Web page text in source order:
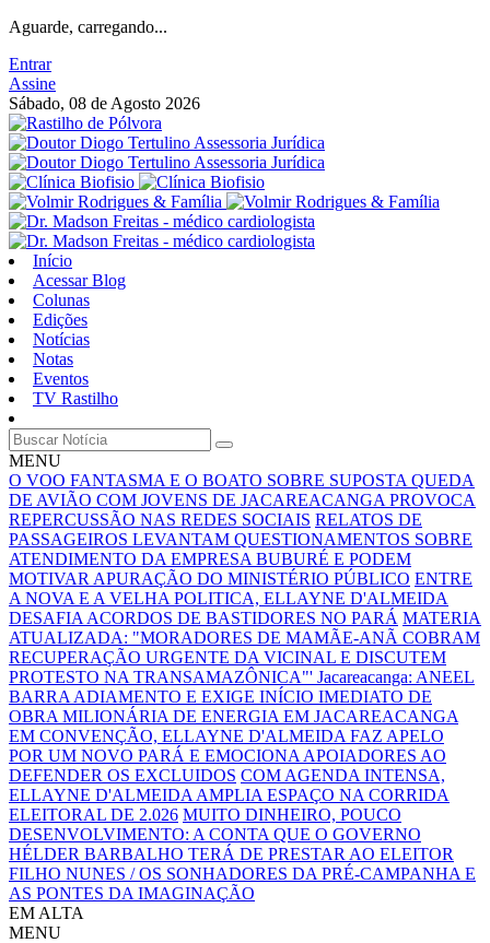
Aguarde, carregando...
Entrar
Assine
Sábado, 08 de Agosto 2026
Início
Acessar Blog
Colunas
Edições
Notícias
Notas
Eventos
TV Rastilho
MENU
O VOO FANTASMA E O BOATO SOBRE SUPOSTA QUEDA
DE AVIÃO COM JOVENS DE JACAREACANGA PROVOCA
REPERCUSSÃO NAS REDES SOCIAIS RELATOS DE
PASSAGEIROS LEVANTAM QUESTIONAMENTOS SOBRE
ATENDIMENTO DA EMPRESA BUBURÉ E PODEM
MOTIVAR APURAÇÃO DO MINISTÉRIO PÚBLICO ENTRE
A NOVA E A VELHA POLITICA, ELLAYNE D'ALMEIDA
DESAFIA ACORDOS DE BASTIDORES NO PARÁ MATERIA
ATUALIZADA: "MORADORES DE MAMÃE-ANÃ COBRAM
RECUPERAÇÃO URGENTE DA VICINAL E DISCUTEM
PROTESTO NA TRANSAMAZÔNICA"' Jacareacanga: ANEEL
BARRA ADIAMENTO E EXIGE INÍCIO IMEDIATO DE
OBRA MILIONÁRIA DE ENERGIA EM JACAREACANGA
EM CONVENÇÃO, ELLAYNE D'ALMEIDA FAZ APELO
POR UM NOVO PARÁ E EMOCIONA APOIADORES AO
DEFENDER OS EXCLUIDOS COM AGENDA INTENSA,
ELLAYNE D'ALMEIDA AMPLIA ESPAÇO NA CORRIDA
ELEITORAL DE 2.026 MUITO DINHEIRO, POUCO
DESENVOLVIMENTO: A CONTA QUE O GOVERNO
HÉLDER BARBALHO TERÁ DE PRESTAR AO ELEITOR
FILHO NUNES / OS SONHADORES DA PRÉ-CAMPANHA E
AS PONTES DA IMAGINAÇÃO
EM ALTA
MENU